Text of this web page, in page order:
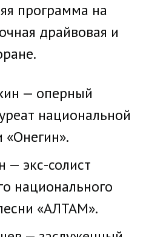
программа на
драйвовая и
— оперный
национальной
— экс-солист
национального
«АЛТАМ».